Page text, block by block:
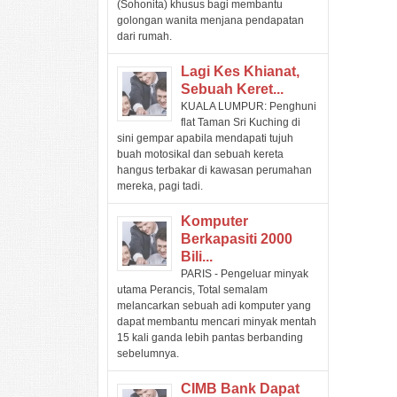
(Sohonita) khusus bagi membantu
golongan wanita menjana pendapatan
dari rumah.
Lagi Kes Khianat,
Sebuah Keret...
KUALA LUMPUR: Penghuni
flat Taman Sri Kuching di
sini gempar apabila mendapati tujuh
buah motosikal dan sebuah kereta
hangus terbakar di kawasan perumahan
mereka, pagi tadi.
Komputer
Berkapasiti 2000
Bili...
PARIS - Pengeluar minyak
utama Perancis, Total semalam
melancarkan sebuah adi komputer yang
dapat membantu mencari minyak mentah
15 kali ganda lebih pantas berbanding
sebelumnya.
CIMB Bank Dapat